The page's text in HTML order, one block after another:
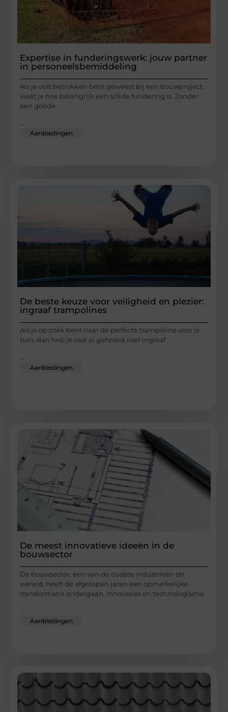
Expertise in funderingswerk: jouw partner
in personeelsbemiddeling
Als je ooit betrokken bent geweest bij een bouwproject,
weet je hoe belangrijk een solide fundering is. Zonder
een goede
...
Aanbiedingen
De beste keuze voor veiligheid en plezier:
ingraaf trampolines
Als je op zoek bent naar de perfecte trampoline voor je
tuin, dan heb je vast al gehoord over ingraaf
Aanbiedingen
De meest innovatieve ideeën in de
bouwsector
De bouwsector, een van de oudste industrieën ter
wereld, heeft de afgelopen jaren een opmerkelijke
transformatie ondergaan. Innovaties en technologische
...
Aanbiedingen